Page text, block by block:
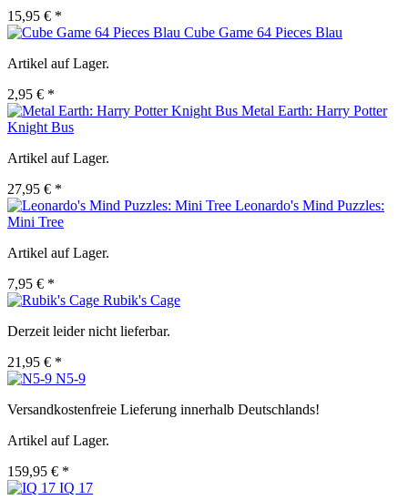
15,95 € *
Cube Game 64 Pieces Blau
Artikel auf Lager.
2,95 € *
Metal Earth: Harry Potter
Knight Bus
Artikel auf Lager.
27,95 € *
Leonardo's Mind Puzzles:
Mini Tree
Artikel auf Lager.
7,95 € *
Rubik's Cage
Derzeit leider nicht lieferbar.
21,95 € *
N5-9
Versandkostenfreie Lieferung innerhalb Deutschlands!
Artikel auf Lager.
159,95 € *
IQ 17